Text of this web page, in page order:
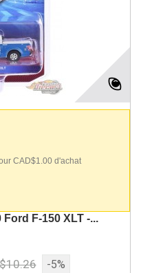
CAD$1.00 d'achat
Ford F-150 XLT -...
-5%